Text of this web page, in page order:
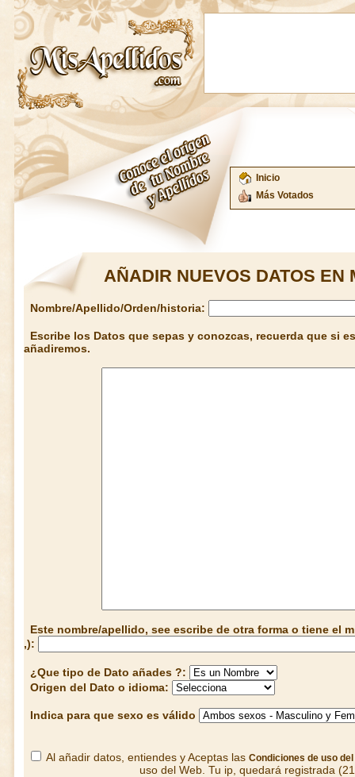
Inicio
Más Votados
AÑADIR NUEVOS DATOS EN
Nombre/Apellido/Orden/historia:
Escribe los Datos que sepas y conozcas, recuerda que si
añadiremos.
Este nombre/apellido, see escribe de otra forma o tiene el
,):
¿Que tipo de Dato añades ?:
Origen del Dato o idioma:
Indica para que sexo es válido
Al añadir datos, entiendes y Aceptas las Condiciones de uso del
uso del Web. Tu ip, quedará registrada